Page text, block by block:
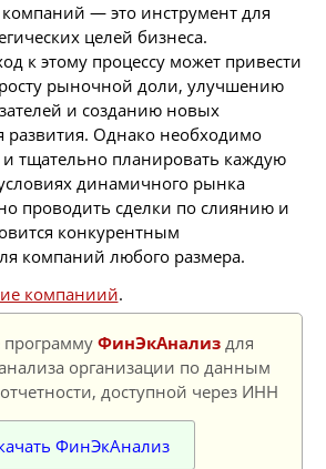
— это инструмент для
целей бизнеса.
к этому процессу может привести
рыночной доли, улучшению
и созданию новых
развития. Однако необходимо
тщательно планировать каждую
динамичного рынка
проводить сделки по слиянию и
конкурентным
компаний любого размера.
компаниий.
ФинЭкАнализ для
организации по данным
доступной через ИНН
ФинЭкАнализ